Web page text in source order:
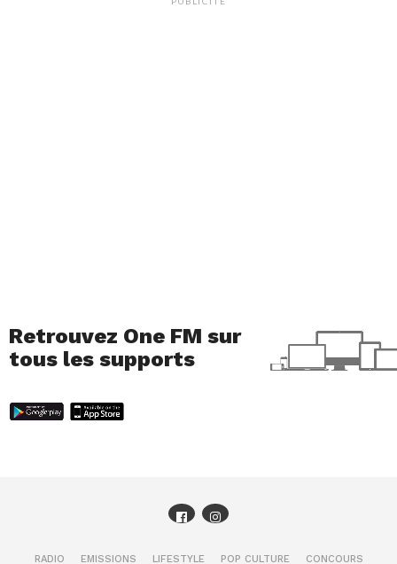
Retrouvez One FM sur
tous les supports
RADIO EMISSIONS LIFESTYLE POP CULTURE
CONCOURS